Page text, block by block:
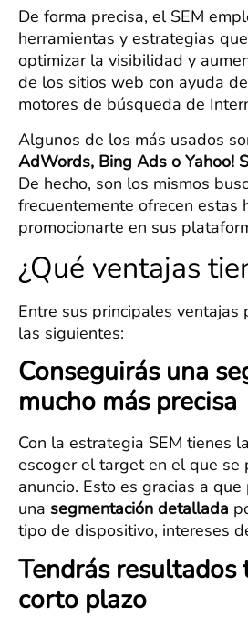
De forma precisa, el SEM
herramientas y estrategias
optimizar la visibilidad y
de los sitios web con ayuda
motores de búsqueda de
Algunos de los más usados
AdWords, Bing Ads o Yahoo!
De hecho, son los mismos
frecuentemente ofrecen estas
promocionarte en sus
¿Qué ventajas
Entre sus principales ventajas
las siguientes:
Conseguirás una
mucho más precisa
Con la estrategia SEM tienes
escoger el target en el que se
anuncio. Esto es gracias a
una segmentación detallada
tipo de dispositivo, intereses
Tendrás resultados
corto plazo